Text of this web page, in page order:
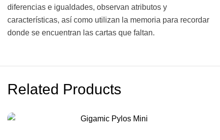
diferencias e igualdades, observan atributos y
características, así como utilizan la memoria para recordar
donde se encuentran las cartas que faltan.
Related Products